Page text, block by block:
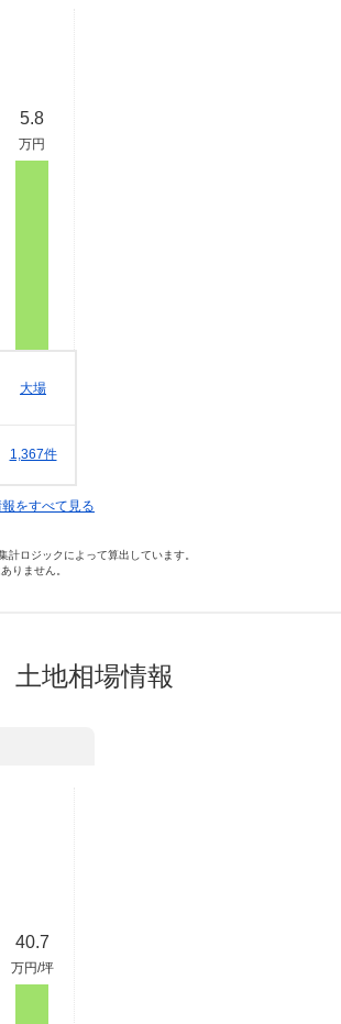
5.8
万円
大場
1,367件
をすべて見る
ロジックによって算出しています。
りません。
土地相場情報
40.7
万円/坪